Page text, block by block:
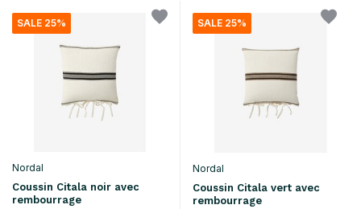
SALE 25%
Nordal
Coussin Citala noir avec
rembourrage
SALE 25%
Nordal
Coussin Citala vert avec
rembourrage